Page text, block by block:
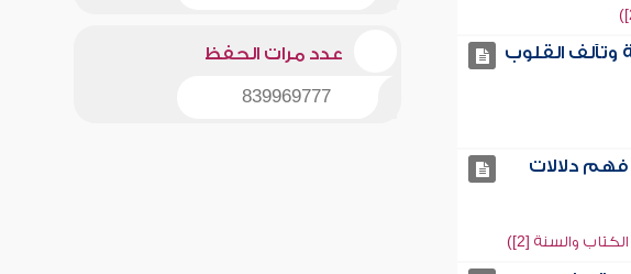
وتآلف القلوب
دلالات
والسنة [2])
عدد مرات الحفظ
839969777